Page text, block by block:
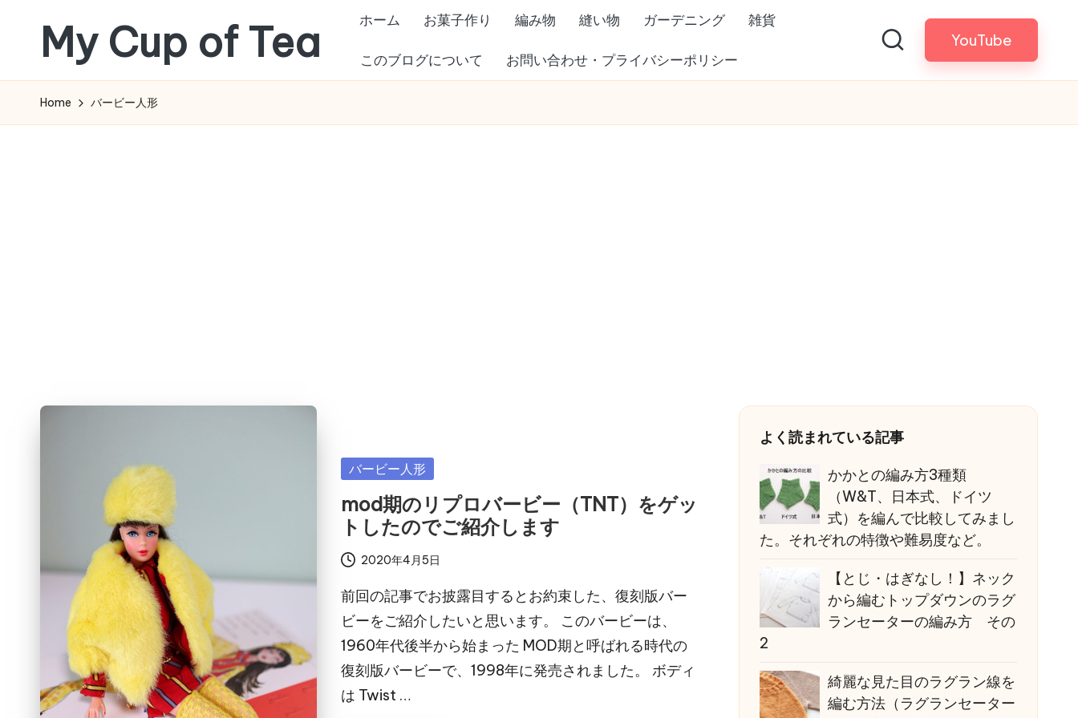
content
My Cup of Tea ホーム お菓子作り 編み物 縫い物 ガーデニング 雑貨
このブログについて お問い合わせ・プライバシーポリシー
YouTube
Home バービー人形
Posted
バービー人形
mod期のリプロバービー（TNT）をゲッ
トしたのでご紹介します
2020年4月5日
前回の記事でお披露目するとお約束した、復刻版バー
ビーをご紹介したいと思います。 このバービーは、
1960年代後半から始まった MOD期と呼ばれる時代の
復刻版バービーで、1998年に発売されました。 ボディ
は Twist …
よく読まれている記事
かかとの編み方3種類
（W&T、日本式、ドイツ
式）を編んで比較してみまし
た。それぞれの特徴や難易度など。
【とじ・はぎなし！】ネック
から編むトップダウンのラグ
ランセーターの編み方 その
2
綺麗な見た目のラグラン線を
編む方法（ラグランセーター